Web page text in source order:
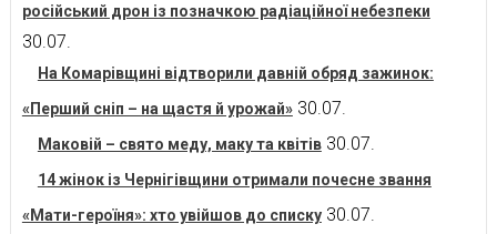
російський дрон із позначкою радіаційної небезпеки
30.07.
На Комарівщині відтворили давній обряд зажинок:
«Перший сніп – на щастя й урожай» 30.07.
Маковій – свято меду, маку та квітів 30.07.
14 жінок із Чернігівщини отримали почесне звання
«Мати-героїня»: хто увійшов до списку 30.07.